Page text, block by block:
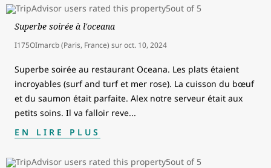
Superbe soirée à l'oceana
I175OImarcb (Paris, France) suroct. 10, 2024
Superbe soirée au restaurant Oceana. Les plats étaient
incroyables (surf and turf et mer rose). La cuisson du bœuf
et du saumon était parfaite. Alex notre serveur était aux
petits soins. Il va falloir reve...
EN LIRE PLUS